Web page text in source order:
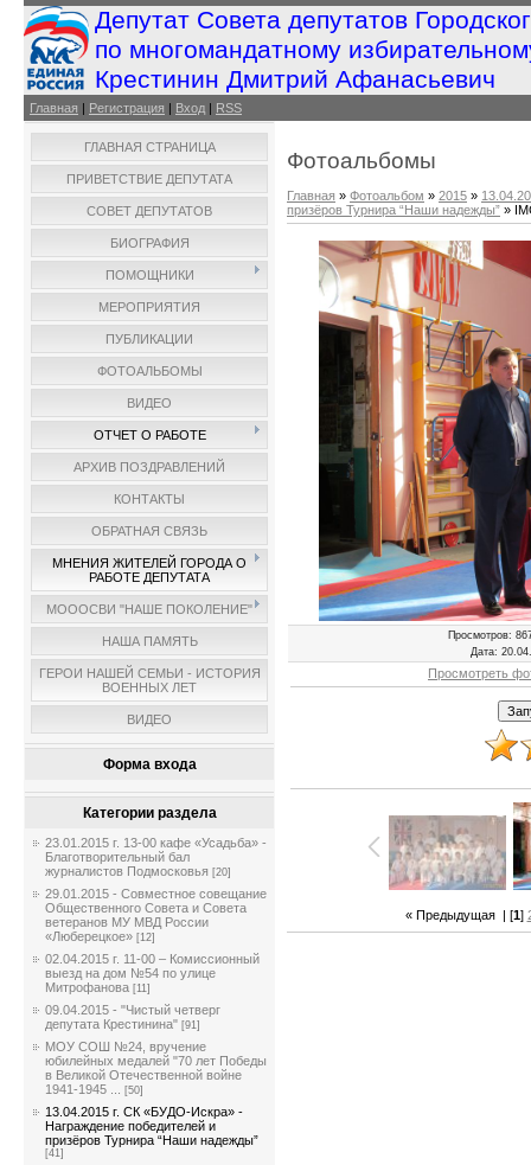
Депутат Совета депутатов
по многомандатному
Крестинин Дмитрий Афанасьевич
Главная | Регистрация | Вход | RSS
ГЛАВНАЯ СТРАНИЦА
ПРИВЕТСТВИЕ ДЕПУТАТА
СОВЕТ ДЕПУТАТОВ
БИОГРАФИЯ
ПОМОЩНИКИ
МЕРОПРИЯТИЯ
ПУБЛИКАЦИИ
ФОТОАЛЬБОМЫ
ВИДЕО
ОТЧЕТ О РАБОТЕ
АРХИВ ПОЗДРАВЛЕНИЙ
КОНТАКТЫ
ОБРАТНАЯ СВЯЗЬ
МНЕНИЯ ЖИТЕЛЕЙ ГОРОДА О
РАБОТЕ ДЕПУТАТА
МОООСВИ "НАШЕ ПОКОЛЕНИЕ"
НАША ПАМЯТЬ
ГЕРОИ НАШЕЙ СЕМЬИ - ИСТОРИЯ
ВОЕННЫХ ЛЕТ
ВИДЕО
Форма входа
Категории раздела
23.01.2015 г. 13-00 кафе «Усадьба» -
Благотворительный бал
журналистов Подмосковья [20]
29.01.2015 - Совместное совещание
Общественного Совета и Совета
ветеранов МУ МВД России
«Люберецкое» [12]
02.04.2015 г. 11-00 – Комиссионный
выезд на дом №54 по улице
Митрофанова [11]
09.04.2015 - "Чистый четверг
депутата Крестинина" [91]
МОУ СОШ №24, вручение
юбилейных медалей "70 лет Победы
в Великой Отечественной войне
1941-1945 ...
[50]
13.04.2015 г. СК «БУДО-Искра» -
Награждение победителей и
призёров Турнира “Наши надежды”
[41]
Фотоальбомы
Главная » Фотоальбом » 2015 »
призёров Турнира “Наши надежды” »
Просмотров:
Дата:
Просмотреть
« Предыдущая| [1]